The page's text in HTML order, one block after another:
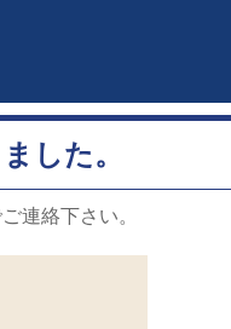
した。
連絡下さい。